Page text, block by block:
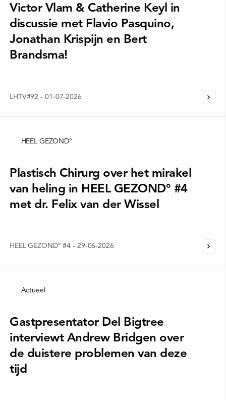
Victor Vlam & Catherine Keyl in
discussie met Flavio Pasquino,
Jonathan Krispijn en Bert
Brandsma!
LHTV#92 - 01-07-2026
HEEL GEZOND°
Plastisch Chirurg over het mirakel
van heling in HEEL GEZOND° #4
met dr. Felix van der Wissel
HEEL GEZOND° #4 - 29-06-2026
Actueel
Gastpresentator Del Bigtree
interviewt Andrew Bridgen over
de duistere problemen van deze
tijd